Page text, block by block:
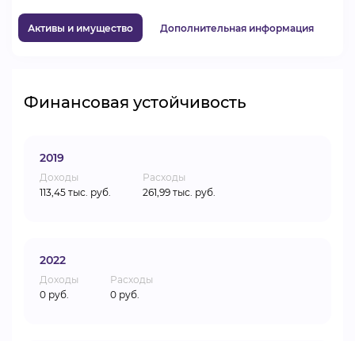
Активы и имущество Дополнительная информация
Финансовая устойчивость
2019
Доходы
113,45 тыс. руб.
Расходы
261,99 тыс. руб.
2022
Доходы
0 руб.
Расходы
0 руб.